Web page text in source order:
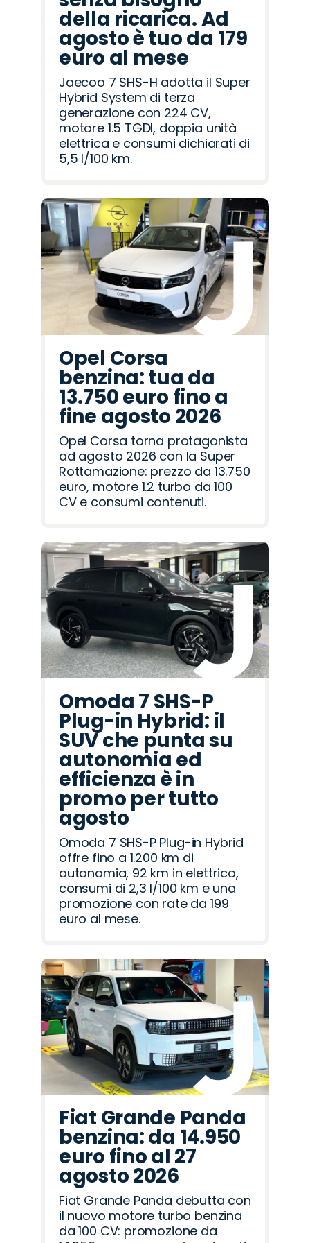
della ricarica. Ad
agosto è tuo da 179
euro al mese
Jaecoo 7 SHS-H adotta il Super
Hybrid System di terza
generazione con 224 CV,
motore 1.5 TGDI, doppia unità
elettrica e consumi dichiarati di
5,5 l/100 km.
Opel Corsa
benzina: tua da
13.750 euro fino a
fine agosto 2026
Opel Corsa torna protagonista
ad agosto 2026 con la Super
Rottamazione: prezzo da 13.750
euro, motore 1.2 turbo da 100
CV e consumi contenuti.
Omoda 7 SHS-P
Plug-in Hybrid: il
SUV che punta su
autonomia ed
efficienza è in
promo per tutto
agosto
Omoda 7 SHS-P Plug-in Hybrid
offre fino a 1.200 km di
autonomia, 92 km in elettrico,
consumi di 2,3 l/100 km e una
promozione con rate da 199
euro al mese.
Fiat Grande Panda
benzina: da 14.950
euro fino al 27
agosto 2026
Fiat Grande Panda debutta con
il nuovo motore turbo benzina
da 100 CV: promozione da